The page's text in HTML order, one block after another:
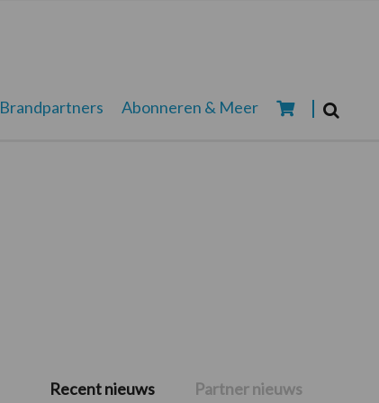
Brandpartners Abonneren & Meer
Primaire
Recent nieuws Partner nieuws